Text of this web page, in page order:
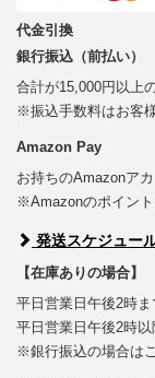
代金引換
銀行振込（前払い）
合計が15,000円以上
※振込手数料はお客
Amazon Pay
お持ちのAmazonア
※Amazonのポイント
発送スケジュー
【在庫ありの場合】
平日営業日午後2時
平日営業日午後2時
※銀行振込の場合は